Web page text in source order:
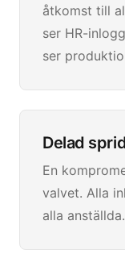
åtkomst till
ser HR-
ser
Delad
En
valvet. Alla
alla anställda.